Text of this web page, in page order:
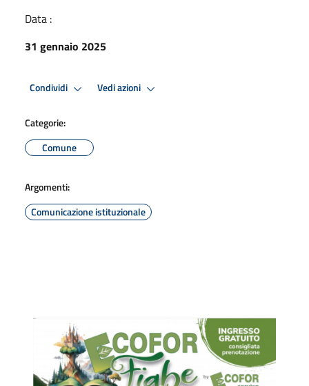
Data :
31 gennaio 2025
Condividi Vedi azioni
Categorie:
Comune
Argomenti:
Comunicazione istituzionale